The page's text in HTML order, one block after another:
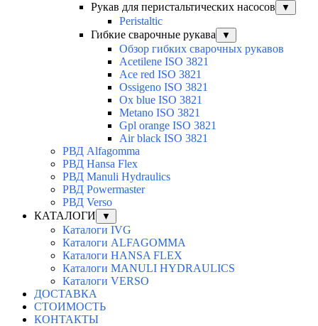
Рукав для перистальтических насосов
▼
Peristaltic
Гибкие сварочные рукава
▼
Обзор гибких сварочных рукавов
Acetilene ISO 3821
Ace red ISO 3821
Ossigeno ISO 3821
Ox blue ISO 3821
Metano ISO 3821
Gpl orange ISO 3821
Air black ISO 3821
РВД Alfagomma
РВД Hansa Flex
РВД Manuli Hydraulics
РВД Powermaster
РВД Verso
КАТАЛОГИ
▼
Каталоги IVG
Каталоги ALFAGOMMA
Каталоги HANSA FLEX
Каталоги MANULI HYDRAULICS
Каталоги VERSO
ДОСТАВКА
СТОИМОСТЬ
КОНТАКТЫ